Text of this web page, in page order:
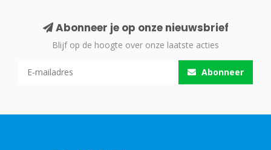
Abonneer je op onze nieuwsbrief
Blijf op de hoogte over onze laatste acties
Abonneer